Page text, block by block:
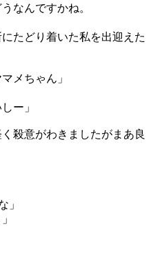
なんですかね。
たどり着いた私を出迎えた
メちゃん」
ー」
殺意がわきましたがまあ良
」